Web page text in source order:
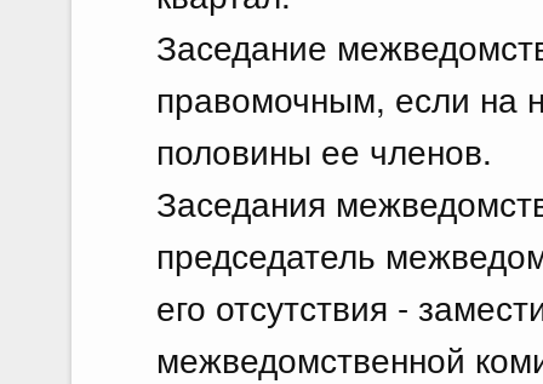
Заседание
правомочным, если на
половины ее членов.
Заседания
председатель
его отсутствия -
межведомственной